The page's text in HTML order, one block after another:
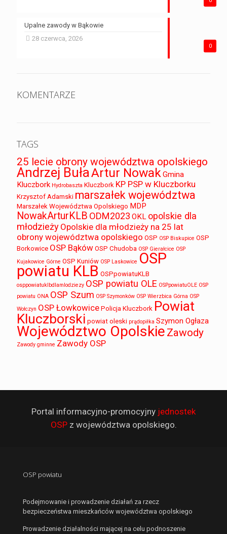
0
Upalne zawody w Bąkowie
28 czerwca, 2026
KOMENTARZE
TAGS
25 lecie obrony województwa opolskiego
Andrzej BułaArtur NowakGmina
Kluczbork Hydrobaszta Kluczbork KP PSP w Kluczborku
Krzysztof Adamski marszałek województwa
Marszałek Województwa Opolskiego MDP
NowakArturKLB ODM2023 OKL opolskie dla
młodzieży Opolskie dla młodzieży na 25 lat
obrony województwa opolskiego OSP OSP Biskupice OSP
Borkowice OSP Bąków OSP Chudoba OSP Gierałcice OSP
Kujakowice Górne OSP Kuniów OSP Laskowice OSP
powiatu KLB OSPpowiatuKLB
osppowiatuklbdlamlodziezy OSP powiatu OLE OSPpowiatuOLE OSP
powiatu ONA OSP Szum OSP Szymonków OSP Wierzbica Górna OSP
Wołczyn OSP Łowkowice Policja Kluczbork Powiat
Kluczborski powiat oleski prądopiłka Szymon Ogłaza
Województwo Opolskie Zawody
Zawody gminne Zawody OSP
Portal informacyjno-promocyjny jednostek
OSPz województwa opolskiego.
OSP powiatu
Podejmowanie i prowadzenie działań za rzecz
bezpieczeństwa mieszkańców województwa opolskiego
Prowadzenie działalności mającej na celu podnoszenie